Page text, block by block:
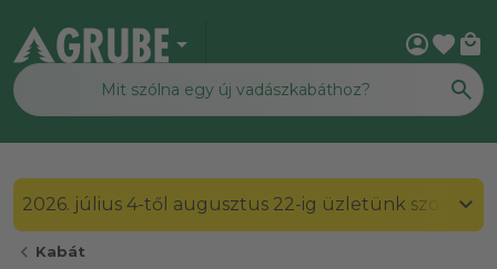
arrow_drop_down account_circlefavorite local_mall
2026. július 4-től augusztus 22-ig üzletünk
chevron_left Kabát